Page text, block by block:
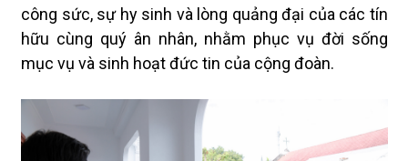
công sức, sự hy sinh và lòng quảng đại của các tín
hữu cùng quý ân nhân, nhằm phục vụ đời sống
mục vụ và sinh hoạt đức tin của cộng đoàn.